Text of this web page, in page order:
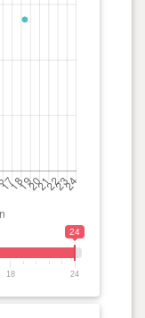
24
18 24